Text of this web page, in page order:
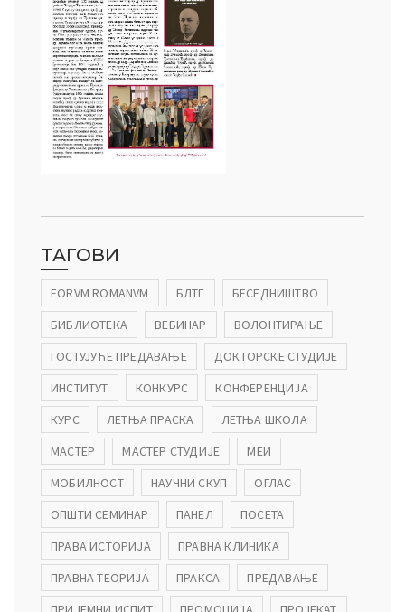
ТАГОВИ
FORVM ROMANVM БЛТГ
БЕСЕДНИШТВО
БИБЛИОТЕКА
ВЕБИНАР
ВОЛОНТИРАЊЕ
ГОСТУЈУЋЕ ПРЕДАВАЊЕ
ДОКТОРСКЕ СТУДИЈЕ
ИНСТИТУТ
КОНКУРС
КОНФЕРЕНЦИЈА
КУРС
ЛЕТЊА ПРАСКА
ЛЕТЊА ШКОЛА
МАСТЕР
МАСТЕР СТУДИЈЕ
МЕИ
МОБИЛНОСТ
НАУЧНИ СКУП
ОГЛАС
ОПШТИ СЕМИНАР
ПАНЕЛ
ПОСЕТА
ПРАВА ИСТОРИЈА
ПРАВНА КЛИНИКА
ПРАВНА ТЕОРИЈА
ПРАКСА
ПРЕДАВАЊЕ